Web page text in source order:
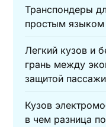
Транспондеры
простым
Легкий кузов и
грань между
защитой
Кузов
в чем разница